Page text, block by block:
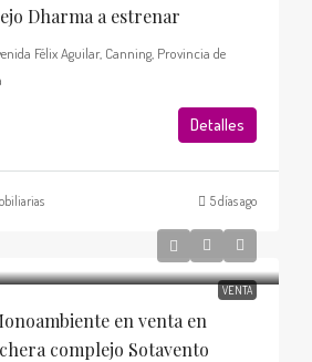
Dharma a estrenar
Félix Aguilar, Canning, Provincia de
Detalles
5 días ago
VENTA
en venta en
complejo Sotavento